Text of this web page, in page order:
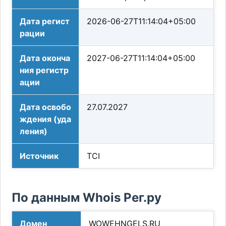
Дата регист
рации
2026-06-27T11:14:04+05:00
Дата оконча
ния регистр
ации
2027-06-27T11:14:04+05:00
Дата освобо
ждения (уда
ления)
27.07.2027
Источник TCI
По данным Whois Рег.ру
Домен WOWEHNGELS.RU